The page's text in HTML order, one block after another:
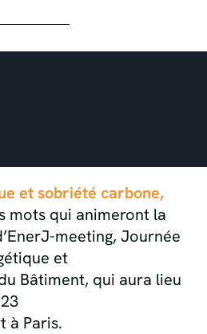
etsobriété carbone,
mots qui animeront la
meeting, Journée
et
Bâtiment, qui aura lieu
à Paris.